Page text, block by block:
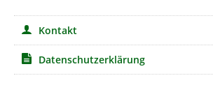
Kontakt
Datenschutzerklärung